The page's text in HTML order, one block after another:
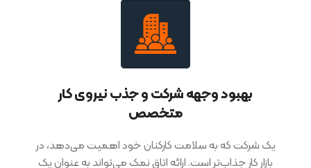
بهبود وجهه شرکت و جذب نیروی کار
متخصص
یک شرکت که به سلامت کارکنان خود اهمیت می‌دهد، در
بازار کار جذاب‌تر است. ارائه اتاق نمک می‌تواند به عنوان یک